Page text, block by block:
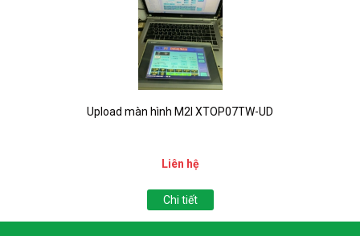
Upload màn hình M2I XTOP07TW-UD
Liên hệ
Chi tiết